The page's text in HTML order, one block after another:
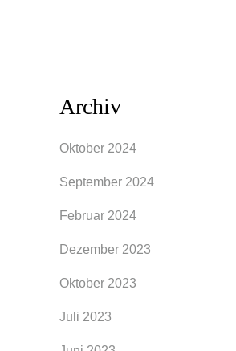
Archiv
Oktober 2024
September 2024
Februar 2024
Dezember 2023
Oktober 2023
Juli 2023